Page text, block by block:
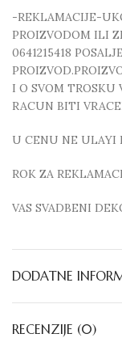
-REKLAMACIJE-
PROIZVODOM ILI
0641215418
I O SVOM TROSKU
RACUN BITI
U CENU NE ULAYI
ROK ZA
VAS SVADBENI
DODATNE
RECENZIJE (0)